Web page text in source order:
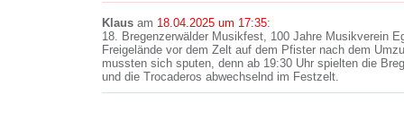
Klaus am 18.04.2025 um 17:35:
18. Bregenzerwälder Musikfest, 100 Jahre Musikverein
Freigelände vor dem Zelt auf dem Pfister nach dem
mussten sich sputen, denn ab 19:30 Uhr spielten die
und die Trocaderos abwechselnd im Festzelt.